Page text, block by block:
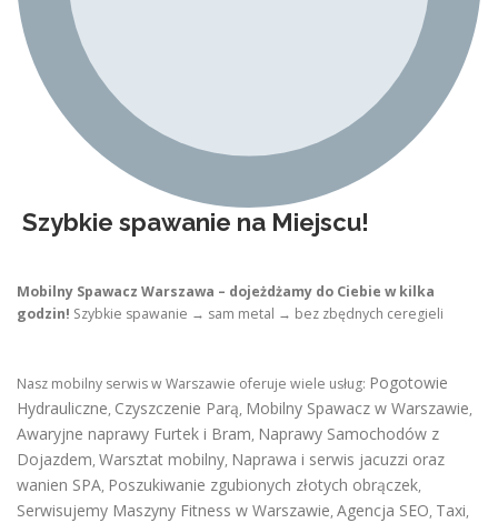
Szybkie spawanie na Miejscu!
Mobilny Spawacz Warszawa – dojeżdżamy do Ciebie w kilka
godzin! Szybkie spawanie → sam metal → bez zbędnych ceregieli
Nasz mobilny serwis w Warszawie oferuje wiele usług: Pogotowie
Hydrauliczne, Czyszczenie Parą, Mobilny Spawacz w Warszawie,
Awaryjne naprawy Furtek i Bram, Naprawy Samochodów z
Dojazdem, Warsztat mobilny, Naprawa i serwis jacuzzi oraz
wanien SPA, Poszukiwanie zgubionych złotych obrączek,
Serwisujemy Maszyny Fitness w Warszawie, Agencja SEO, Taxi,